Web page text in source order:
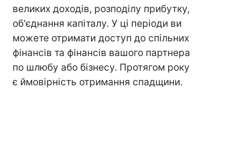
великих доходів, розподілу прибутку,
об'єднання капіталу. У ці періоди ви
можете отримати доступ до спільних
фінансів та фінансів вашого партнера
по шлюбу або бізнесу. Протягом року
є ймовірність отримання спадщини.